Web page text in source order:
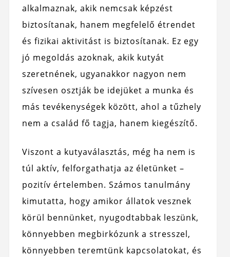
alkalmaznak, akik nemcsak képzést
biztosítanak, hanem megfelelő étrendet
és fizikai aktivitást is biztosítanak. Ez egy
jó megoldás azoknak, akik kutyát
szeretnének, ugyanakkor nagyon nem
szívesen osztják be idejüket a munka és
más tevékenységek között, ahol a tűzhely
nem a család fő tagja, hanem kiegészítő.
Viszont a kutyaválasztás, még ha nem is
túl aktív, felforgathatja az életünket –
pozitív értelemben. Számos tanulmány
kimutatta, hogy amikor állatok vesznek
körül bennünket, nyugodtabbak leszünk,
könnyebben megbirkózunk a stresszel,
könnyebben teremtünk kapcsolatokat, és